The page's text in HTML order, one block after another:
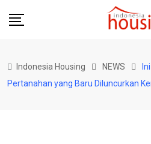
Indonesia Housing NEWS
Pertanahan yang Baru Diluncurkan